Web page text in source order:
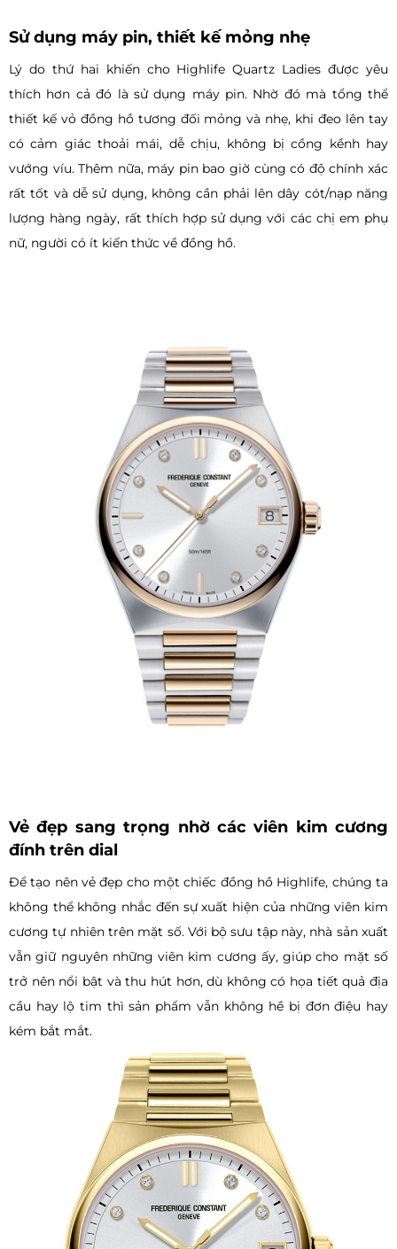
Sử dụng máy pin, thiết kế mỏng nhẹ
Lý do thứ hai khiến cho Highlife Quartz Ladies được yêu
thích hơn cả đó là sử dụng máy pin. Nhờ đó mà tổng thể
thiết kế vỏ đồng hồ tương đối mỏng và nhẹ, khi đeo lên tay
có cảm giác thoải mái, dễ chịu, không bị cồng kềnh hay
vướng víu. Thêm nữa, máy pin bao giờ cùng có độ chính xác
rất tốt và dễ sử dụng, không cần phải lên dây cót/nạp năng
lượng hàng ngày, rất thích hợp sử dụng với các chị em phụ
nữ, người có ít kiến thức về đồng hồ.
Vẻ đẹp sang trọng nhờ các viên kim cương
đính trên dial
Để tạo nên vẻ đẹp cho một chiếc đồng hồ Highlife, chúng ta
không thể không nhắc đến sự xuất hiện của những viên kim
cương tự nhiên trên mặt số. Với bộ sưu tập này, nhà sản xuất
vẫn giữ nguyên những viên kim cương ấy, giúp cho mặt số
trở nên nổi bật và thu hút hơn, dù không có họa tiết quả địa
cầu hay lộ tim thì sản phẩm vẫn không hề bị đơn điệu hay
kém bắt mắt.